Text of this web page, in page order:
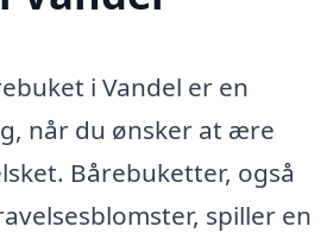
i Vandel er en
når du ønsker at ære
Bårebuketter, også
spiller en